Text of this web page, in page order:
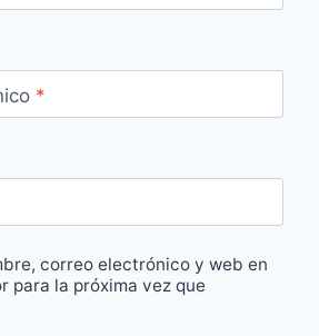
*
correo electrónico y web en
para la próxima vez que